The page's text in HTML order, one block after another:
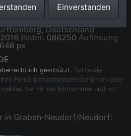
in Graben-Neudorf im
Deutschland
Bildnr. 086250 Auflösung
px
geschützt. Sollte die
Persönlichkeitsrechte berühren oder
Sie mir die Bildnummer und ich
in Graben-Neudorf/Neudorf:
Einverstanden